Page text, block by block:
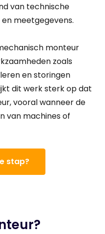
van technische
meetgegevens.
monteur
zoals
en storingen
dit werk sterk op dat
vooral wanneer de
van machines of
stap?